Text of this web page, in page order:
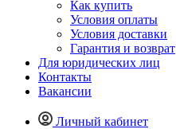
Как купить
Условия оплаты
Условия доставки
Гарантия и возврат
Для юридических лиц
Контакты
Вакансии
Личный кабинет